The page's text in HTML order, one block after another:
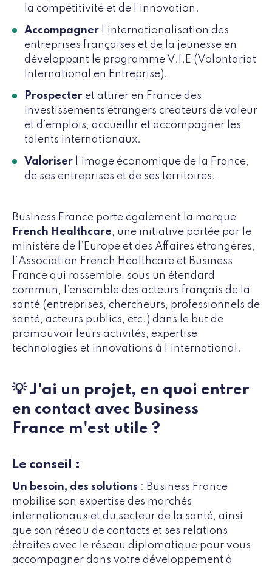
la compétitivité et de l’innovation.
Accompagner l’internationalisation des
entreprises françaises et de la jeunesse en
développant le programme V.I.E (Volontariat
International en Entreprise).
Prospecter et attirer en France des
investissements étrangers créateurs de valeur
et d’emplois, accueillir et accompagner les
talents internationaux.
Valoriser
l’image économique de la France,
de ses entreprises et de ses territoires.
Business France porte également la marque
French Healthcare, une initiative portée par le
ministère de l’Europe et des Affaires étrangères,
l’Association French Healthcare et Business
France qui rassemble, sous un étendard
commun, l’ensemble des acteurs français de la
santé (entreprises, chercheurs, professionnels de
santé, acteurs publics, etc.) dans le but de
promouvoir leurs activités, expertise,
technologies et innovations à l’international.
💡 J'ai un projet, en quoi entrer
en contact avec Business
France m'est utile ?
Le conseil :
Un besoin, des solutions : Business France
mobilise son expertise des marchés
internationaux et du secteur de la santé, ainsi
que son réseau de contacts et ses relations
étroites avec le réseau diplomatique pour vous
accompagner dans votre développement à